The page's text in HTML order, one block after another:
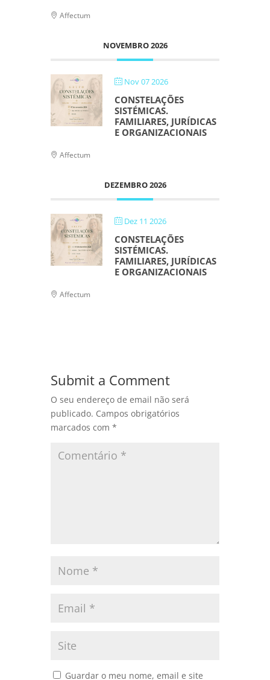
Affectum
NOVEMBRO 2026
Nov 07 2026
CONSTELAÇÕES
SISTÉMICAS.
FAMILIARES, JURÍDICAS
E ORGANIZACIONAIS
Affectum
DEZEMBRO 2026
Dez 11 2026
CONSTELAÇÕES
SISTÉMICAS.
FAMILIARES, JURÍDICAS
E ORGANIZACIONAIS
Affectum
Submit a Comment
O seu endereço de email não será
publicado. Campos obrigatórios
marcados com *
Guardar o meu nome, email e site